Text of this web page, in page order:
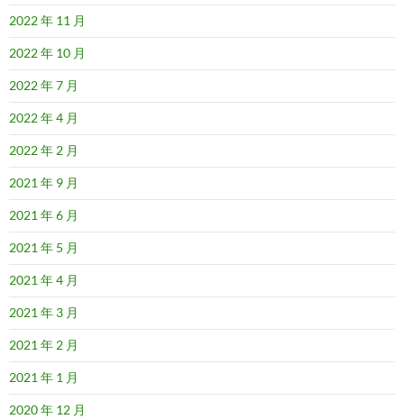
2022 年 11 月
2022 年 10 月
2022 年 7 月
2022 年 4 月
2022 年 2 月
2021 年 9 月
2021 年 6 月
2021 年 5 月
2021 年 4 月
2021 年 3 月
2021 年 2 月
2021 年 1 月
2020 年 12 月